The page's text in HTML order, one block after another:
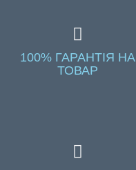
100% ГАРАНТІЯ НА
ТОВАР